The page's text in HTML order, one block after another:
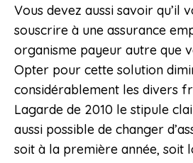
Vous devez aussi savoir qu’il
souscrire à une assurance
organisme payeur autre que
Opter pour cette solution
considérablement les divers
Lagarde de 2010 le stipule
aussi possible de changer
soit à la première année, soit